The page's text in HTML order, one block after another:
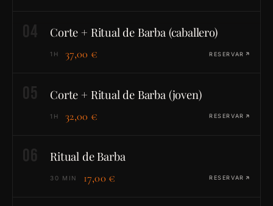
04 Corte + Ritual de Barba (caballero)
1H 37,00 € RESERVAR
05 Corte + Ritual de Barba (joven)
1H 32,00 € RESERVAR
06 Ritual de Barba
30 MIN 17,00 € RESERVAR